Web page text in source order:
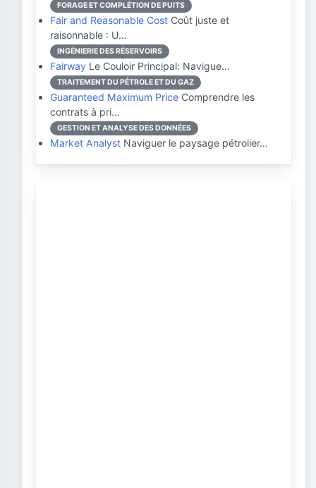
FORAGE ET COMPLÉTION DE PUITS
Fair and Reasonable Cost Coût juste et
raisonnable : U…
INGÉNIERIE DES RÉSERVOIRS
Fairway Le Couloir Principal: Navigue…
TRAITEMENT DU PÉTROLE ET DU GAZ
Guaranteed Maximum Price Comprendre les
contrats à pri…
GESTION ET ANALYSE DES DONNÉES
Market Analyst Naviguer le paysage pétrolier…